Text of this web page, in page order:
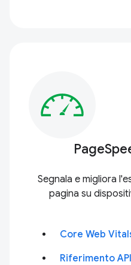
Segnala e migliora
pagina su
Core Web
Riferimento API